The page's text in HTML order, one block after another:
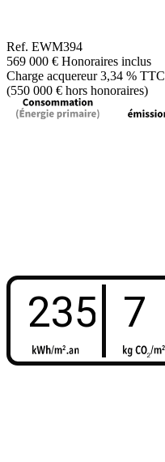
Ref. EWM394
569 000 € Honoraires inclus
Charge acquereur 3,34 % TTC
(550 000 € hors honoraires)
235 7